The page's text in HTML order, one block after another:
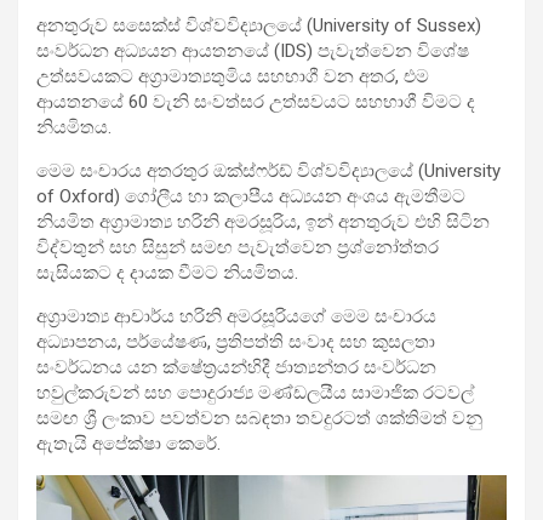
අනතුරුව සසෙක්ස් විශ්වවිද්‍යාලයේ (University of Sussex)
සංවර්ධන අධ්‍යයන ආයතනයේ (IDS) පැවැත්වෙන විශේෂ
උත්සවයකට අග්‍රාමාත්‍යතුමිය සහභාගී වන අතර, එම
ආයතනයේ 60 වැනි සංවත්සර උත්සවයට සහභාගී විමට ද
නියමිතය.
මෙම සංචාරය අතරතුර ඔක්ස්ෆර්ඩ් විශ්වවිද්‍යාලයේ (University
of Oxford) ගෝලීය හා කලාපීය අධ්‍යයන අංශය ඇමතීමට
නියමිත අග්‍රාමාත්‍ය හරිනි අමරසූරිය, ඉන් අනතුරුව එහි සිටින
විද්වතුන් සහ සිසුන් සමඟ පැවැත්වෙන ප්‍රශ්නෝත්තර
සැසියකට ද දායක වීමට නියමිතය.
අග්‍රාමාත්‍ය ආචාර්ය හරිනි අමරසූරියගේ මෙම සංචාරය
අධ්‍යාපනය, පර්යේෂණ, ප්‍රතිපත්ති සංවාද සහ කුසලතා
සංවර්ධනය යන ක්ෂේත්‍රයන්හිදී ජාත්‍යන්තර සංවර්ධන
හවුල්කරුවන් සහ පොදුරාජ්‍ය මණ්ඩලයීය සාමාජික රටවල්
සමඟ ශ්‍රී ලංකාව පවත්වන සබඳතා තවදුරටත් ශක්තිමත් වනු
ඇතැයි අපේක්ෂා කෙරේ.